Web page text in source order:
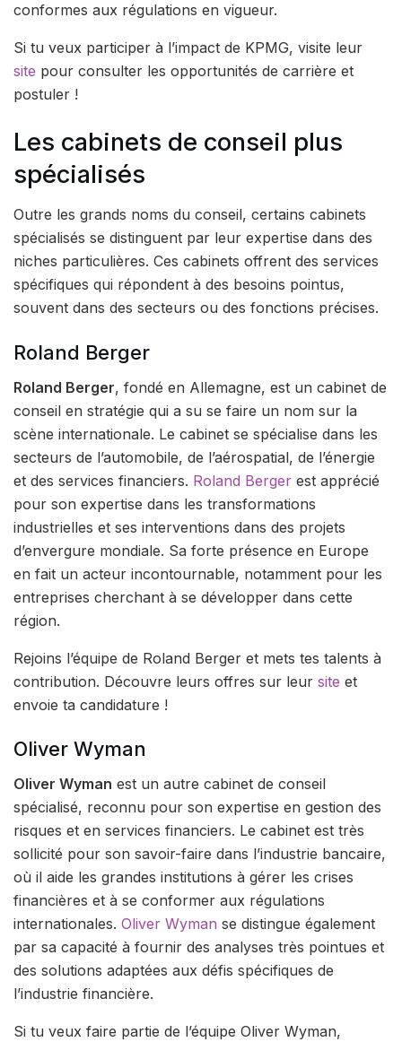
conformes aux régulations en vigueur.
Si tu veux participer à l’impact de KPMG, visite leur
site pour consulter les opportunités de carrière et
postuler !
Les cabinets de conseil plus
spécialisés
Outre les grands noms du conseil, certains cabinets
spécialisés se distinguent par leur expertise dans des
niches particulières. Ces cabinets offrent des services
spécifiques qui répondent à des besoins pointus,
souvent dans des secteurs ou des fonctions précises.
Roland Berger
Roland Berger, fondé en Allemagne, est un cabinet de
conseil en stratégie qui a su se faire un nom sur la
scène internationale. Le cabinet se spécialise dans les
secteurs de l’automobile, de l’aérospatial, de l’énergie
et des services financiers. Roland Berger est apprécié
pour son expertise dans les transformations
industrielles et ses interventions dans des projets
d’envergure mondiale. Sa forte présence en Europe
en fait un acteur incontournable, notamment pour les
entreprises cherchant à se développer dans cette
région.
Rejoins l’équipe de Roland Berger et mets tes talents à
contribution. Découvre leurs offres sur leur site et
envoie ta candidature !
Oliver Wyman
Oliver Wyman est un autre cabinet de conseil
spécialisé, reconnu pour son expertise en gestion des
risques et en services financiers. Le cabinet est très
sollicité pour son savoir-faire dans l’industrie bancaire,
où il aide les grandes institutions à gérer les crises
financières et à se conformer aux régulations
internationales. Oliver Wyman se distingue également
par sa capacité à fournir des analyses très pointues et
des solutions adaptées aux défis spécifiques de
l’industrie financière.
Si tu veux faire partie de l’équipe Oliver Wyman,